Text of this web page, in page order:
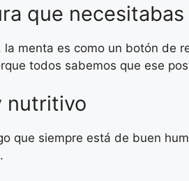
que necesitabas
la menta es como un botón de
todos sabemos que ese
nutritivo
que siempre está de buen